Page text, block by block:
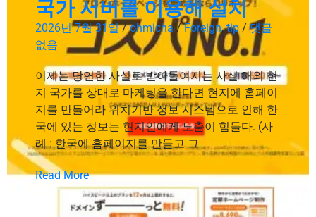
국가 서버를 이용해 설치
2026년 7월 31일 / ohmicha / Foreign,tip / 댓글
없음
이제는 당연한 사실로 받아들여지는 사실 해외 현
지 국가를 상대로 마케팅을 한다면 현지에 홈페이
지를 만들어라 위치기반 정보 시스템으로 인해 한
국에 있는 정보는 현지인에게 노출이 힘들다. (사
례 : 한국에 홈페이지를 만들고 그
Read More